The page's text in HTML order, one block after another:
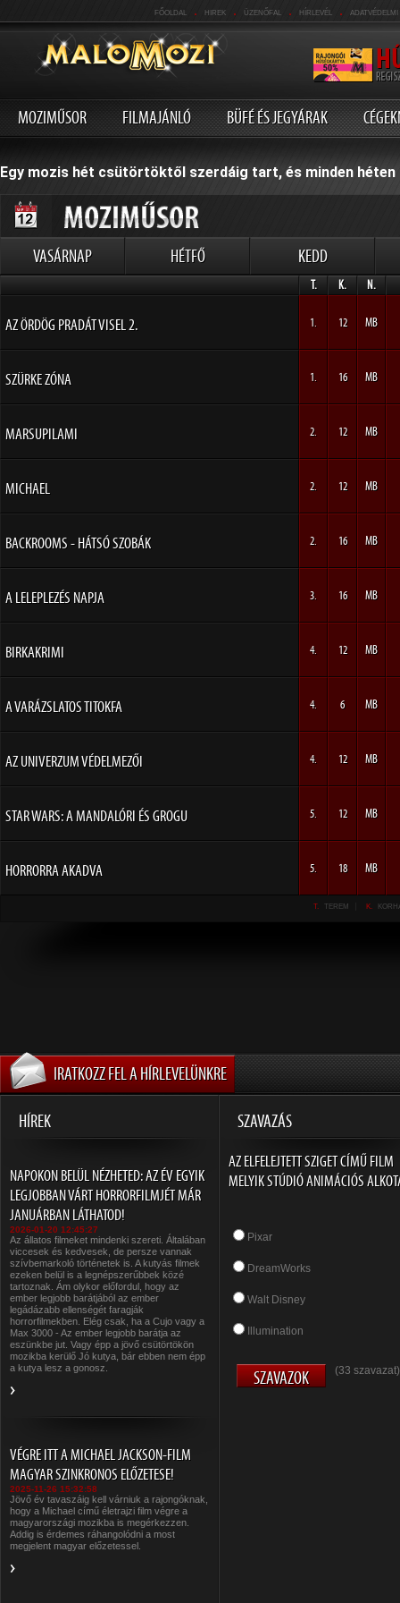
FŐOLDAL . HIREK . ÜZENŐFAL . HÍRLEVÉL . ADATVÉDELMI
MOZIMŰSOR FILMAJÁNLÓ BÜFÉ ÉS JEGYÁRAK
Egy mozis hét csütörtöktől szerdáig tart, és minden
VASÁRNAP HÉTFŐ KEDD
T. K. N.
AZ ÖRDÖG PRADÁT VISEL 2. 1. 12 MB
SZÜRKE ZÓNA 1. 16 MB
MARSUPILAMI 2. 12 MB
MICHAEL 2. 12 MB
BACKROOMS - HÁTSÓ SZOBÁK 2. 16 MB
A LELEPLEZÉS NAPJA 3. 16 MB
BIRKAKRIMI 4. 12 MB
A VARÁZSLATOS TITOKFA 4. 6 MB
AZ UNIVERZUM VÉDELMEZŐI 4. 12 MB
STAR WARS: A MANDALÓRI ÉS GROGU 5. 12 MB
HORRORRA AKADVA 5. 18 MB
T. TEREM K.
IRATKOZZ FEL A HÍRLEVELÜNKRE
HÍREK SZAVAZÁS
NAPOKON BELÜL NÉZHETED: AZ ÉV EGYIK
LEGJOBBAN VÁRT HORRORFILMJÉT MÁR
JANUÁRBAN LÁTHATOD!
2026-01-20 12:45:27
Az állatos filmeket mindenki szereti. Általában
viccesek és kedvesek, de persze vannak
szívbemarkoló történetek is. A kutyás filmek
ezeken belül is a legnépszerűbbek közé
tartoznak. Ám olykor előfordul, hogy az
ember legjobb barátjából az ember
legádázabb ellenségét faragják
horrorfilmekben. Elég csak, ha a Cujo vagy a
Max 3000 - Az ember legjobb barátja az
eszünkbe jut. Vagy épp a jövő csütörtökön
mozikba kerülő Jó kutya, bár ebben nem épp
a kutya lesz a gonosz.
VÉGRE ITT A MICHAEL JACKSON-FILM
MAGYAR SZINKRONOS ELŐZETESE!
2025-11-26 15:32:58
Jövő év tavaszáig kell várniuk a rajongóknak,
hogy a Michael című életrajzi film végre a
magyarországi mozikba is megérkezzen.
Addig is érdemes ráhangolódni a most
megjelent magyar előzetessel.
AZ ELFELEJTETT SZIGET CÍMŰ FILM
MELYIK STÚDIÓ ANIMÁCIÓS
Pixar
DreamWorks
Walt Disney
Illumination
(33 szavazat)